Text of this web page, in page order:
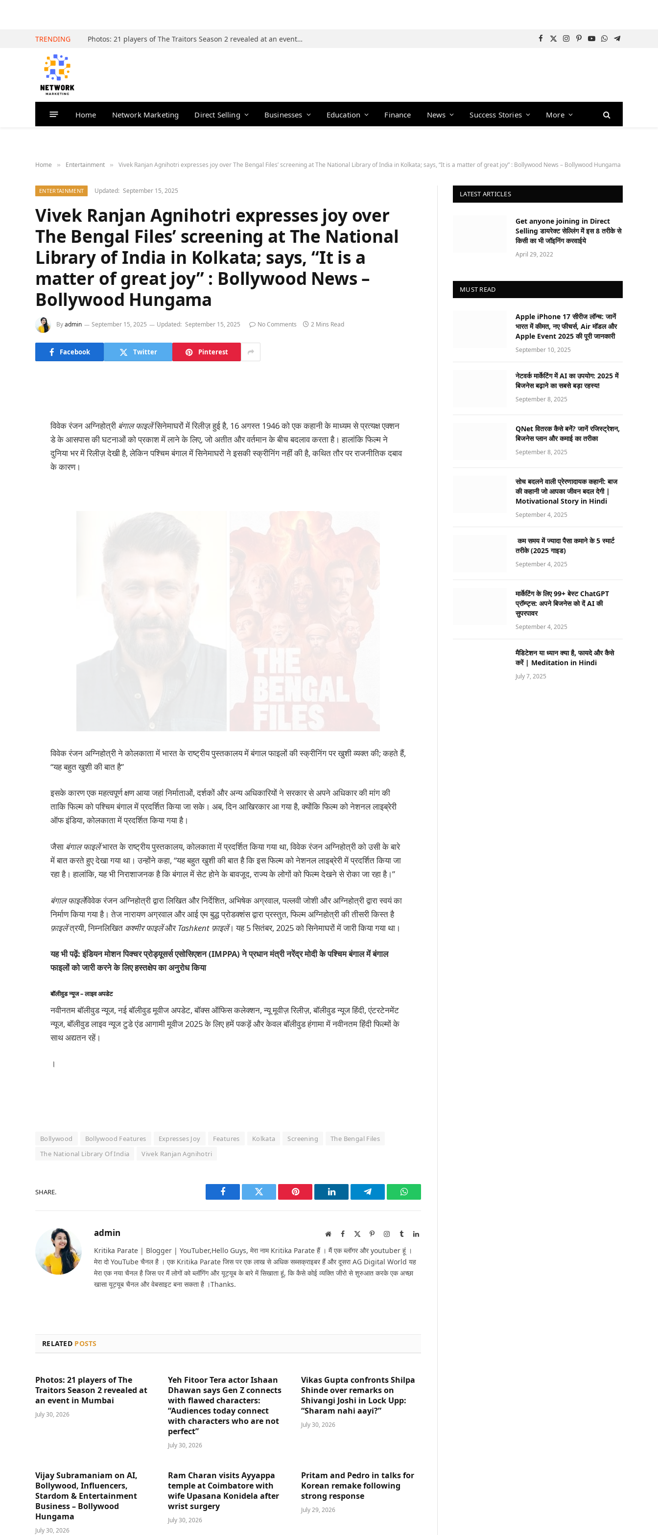
TRENDING Photos: 21 players of The Traitors Season 2 revealed at an event in Mumbai Facebook
X
Instagram
Pinterest
YouTube
WhatsApp
Telegram
Home Network Marketing Direct Selling Businesses Education Finance News Success Stories More
Home » Entertainment » Vivek Ranjan Agnihotri expresses joy over The Bengal Files’ screening at The National Library of India in Kolkata; says, “It is a matter of great joy” : Bollywood News – Bollywood Hungama
ENTERTAINMENT Updated: September 15, 2025
Vivek Ranjan Agnihotri expresses joy over
The Bengal Files’ screening at The National
Library of India in Kolkata; says, “It is a
matter of great joy” : Bollywood News –
Bollywood Hungama
Byadmin September 15, 2025 Updated: September 15, 2025 No Comments 2 Mins Read
Facebook Twitter Pinterest
विवेक रंजन अग्निहोत्री बंगाल फाइलेंसिनेमाघरों में रिलीज़ हुई है, 16 अगस्त 1946 को एक कहानी के माध्यम से प्रत्यक्ष एक्शन
डे के आसपास की घटनाओं को प्रकाश में लाने के लिए, जो अतीत और वर्तमान के बीच बदलाव करता है। हालांकि फिल्म ने
दुनिया भर में रिलीज़ देखी है, लेकिन पश्चिम बंगाल में सिनेमाघरों ने इसकी स्क्रीनिंग नहीं की है, कथित तौर पर राजनीतिक दबाव
के कारण।
विवेक रंजन अग्निहोत्री ने कोलकाता में भारत के राष्ट्रीय पुस्तकालय में बंगाल फाइलों की स्क्रीनिंग पर खुशी व्यक्त की; कहते हैं,
“यह बहुत खुशी की बात है”
इसके कारण एक महत्वपूर्ण क्षण आया जहां निर्माताओं, दर्शकों और अन्य अधिकारियों ने सरकार से अपने अधिकार की मांग की
ताकि फिल्म को पश्चिम बंगाल में प्रदर्शित किया जा सके। अब, दिन आखिरकार आ गया है, क्योंकि फिल्म को नेशनल लाइब्रेरी
ऑफ इंडिया, कोलकाता में प्रदर्शित किया गया है।
जैसा बंगाल फाइलेंभारत के राष्ट्रीय पुस्तकालय, कोलकाता में प्रदर्शित किया गया था, विवेक रंजन अग्निहोत्री को उसी के बारे
में बात करते हुए देखा गया था। उन्होंने कहा, “यह बहुत खुशी की बात है कि इस फिल्म को नेशनल लाइब्रेरी में प्रदर्शित किया जा
रहा है। हालांकि, यह भी निराशाजनक है कि बंगाल में सेट होने के बावजूद, राज्य के लोगों को फिल्म देखने से रोका जा रहा है।”
बंगाल फाइलेंविवेक रंजन अग्निहोत्री द्वारा लिखित और निर्देशित, अभिषेक अग्रवाल, पल्लवी जोशी और अग्निहोत्री द्वारा स्वयं का
निर्माण किया गया है। तेज नारायण अग्रवाल और आई एम बुद्ध प्रोडक्शंस द्वारा प्रस्तुत, फिल्म अग्निहोत्री की तीसरी किस्त है
फ़ाइलेंत्रयी, निम्नलिखित कश्मीर फाइलेंऔरTashkent फ़ाइलें। यह 5 सितंबर, 2025 को सिनेमाघरों में जारी किया गया था।
यह भी पढ़ें: इंडियन मोशन पिक्चर प्रोड्यूसर्स एसोसिएशन (IMPPA) ने प्रधान मंत्री नरेंद्र मोदी के पश्चिम बंगाल में बंगाल
फाइलों को जारी करने के लिए हस्तक्षेप का अनुरोध किया
बॉलीवुड न्यूज – लाइव अपडेट
नवीनतम बॉलीवुड न्यूज, नई बॉलीवुड मूवीज अपडेट, बॉक्स ऑफिस कलेक्शन, न्यू मूवीज़ रिलीज़, बॉलीवुड न्यूज हिंदी, एंटरटेनमेंट
न्यूज, बॉलीवुड लाइव न्यूज टुडे एंड आगामी मूवीज 2025 के लिए हमें पकड़ें और केवल बॉलीवुड हंगामा में नवीनतम हिंदी फिल्मों के
साथ अद्यतन रहें।
।
Bollywood Bollywood Features Expresses Joy Features Kolkata Screening
The Bengal Files
The National Library Of India
Vivek Ranjan Agnihotri
SHARE.
Facebook Twitter Pinterest LinkedIn Telegram WhatsApp
admin WebsiteFacebook PinterestInstagram
TumblrLinkedIn
Kritika Parate | Blogger | YouTuber,Hello Guys, मेरा नाम Kritika Parate हैं । मैं एक ब्लॉगर और youtuber हूं ।
मेरा दो YouTube चैनल है । एक Kritika Parate जिस पर एक लाख से अधिक सब्सक्राइबर हैं और दूसरा AG Digital World यह
मेरा एक नया चैनल है जिस पर मैं लोगों को ब्लॉगिंग और यूट्यूब के बारे में सिखाता हूं, कि कैसे कोई व्यक्ति जीरो से शुरुआत करके एक अच्छा
खासा यूट्यूब चैनल और वेबसाइट बना सकता है ।Thanks.
RELATED POSTS
Photos: 21 players of The
Traitors Season 2 revealed at
an event in Mumbai
July 30, 2026
Yeh Fitoor Tera actor Ishaan
Dhawan says Gen Z connects
with flawed characters:
“Audiences today connect
with characters who are not
perfect”
July 30, 2026
Vikas Gupta confronts Shilpa
Shinde over remarks on
Shivangi Joshi in Lock Upp:
“Sharam nahi aayi?”
July 30, 2026
Vijay Subramaniam on AI,
Bollywood, Influencers,
Stardom & Entertainment
Business – Bollywood
Hungama
July 30, 2026
Ram Charan visits Ayyappa
temple at Coimbatore with
wife Upasana Konidela after
wrist surgery
July 30, 2026
Pritam and Pedro in talks for
Korean remake following
strong response
July 29, 2026
LATEST ARTICLES
Get anyone joining in Direct
Selling डायरेक्ट सेल्लिंग में इस 8 तरीके से
किसी का भी जॉइनिंग करवाईये
April 29, 2022
MUST READ
Apple iPhone 17 सीरीज लॉन्च: जानें
भारत में कीमत, नए फीचर्स, Air मॉडल और
Apple Event 2025 की पूरी जानकारी
September 10, 2025
नेटवर्क मार्केटिंग में AI का उपयोग: 2025 में
बिजनेस बढ़ाने का सबसे बड़ा रहस्य!
September 8, 2025
QNet वितरक कैसे बनें? जानें रजिस्ट्रेशन,
बिजनेस प्लान और कमाई का तरीका
September 8, 2025
सोच बदलने वाली प्रेरणादायक कहानी: बाज
की कहानी जो आपका जीवन बदल देगी |
Motivational Story in Hindi
September 4, 2025
कम समय में ज्यादा पैसा कमाने के 5 स्मार्ट
तरीके (2025 गाइड)
September 4, 2025
मार्केटिंग के लिए 99+ बेस्ट ChatGPT
प्रॉम्प्ट्स: अपने बिजनेस को दें AI की
सुपरपावर
September 4, 2025
मैडिटेशन या ध्यान क्या है, फायदे और कैसे
करें | Meditation in Hindi
July 7, 2025